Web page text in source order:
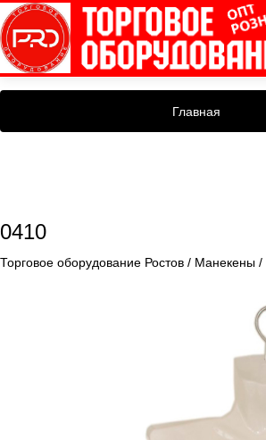
Главная
0410
Торговое оборудование Ростов / Манекены /